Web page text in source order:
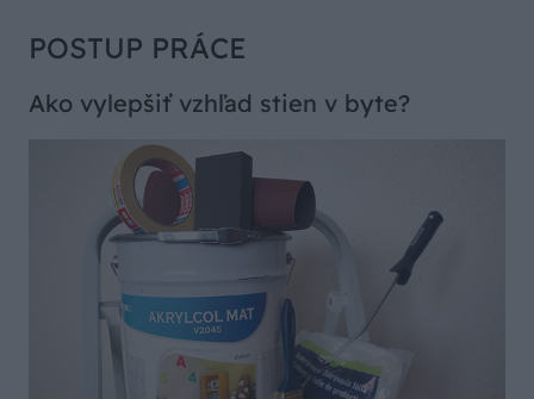
POSTUP PRÁCE
Ako vylepšiť vzhľad stien v byte?